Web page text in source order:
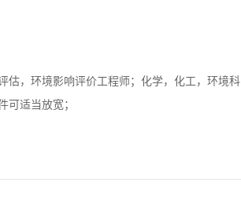
估，环境影响评价工程师；化学，化工，环境科